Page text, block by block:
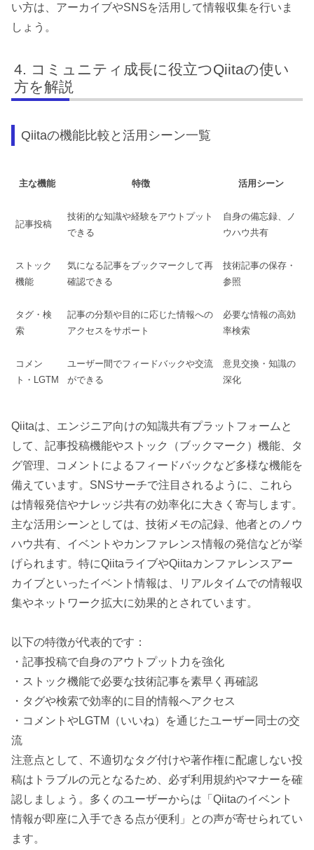
い方は、アーカイブやSNSを活用して情報収集を行いま
しょう。
コミュニティ成長に役立つQiitaの使い
方を解説
Qiitaの機能比較と活用シーン一覧
主な機能 特徴 活用シーン
記事投稿
技術的な知識や経験をアウトプット
できる
自身の備忘録、ノ
ウハウ共有
ストック
機能
気になる記事をブックマークして再
確認できる
技術記事の保存・
参照
タグ・検
索
記事の分類や目的に応じた情報への
アクセスをサポート
必要な情報の高効
率検索
コメン
ト・LGTM
ユーザー間でフィードバックや交流
ができる
意見交換・知識の
深化
Qiitaは、エンジニア向けの知識共有プラットフォームと
して、記事投稿機能やストック（ブックマーク）機能、タ
グ管理、コメントによるフィードバックなど多様な機能を
備えています。SNSサーチで注目されるように、これら
は情報発信やナレッジ共有の効率化に大きく寄与します。
主な活用シーンとしては、技術メモの記録、他者とのノウ
ハウ共有、イベントやカンファレンス情報の発信などが挙
げられます。特にQiitaライブやQiitaカンファレンスアー
カイブといったイベント情報は、リアルタイムでの情報収
集やネットワーク拡大に効果的とされています。
以下の特徴が代表的です：
・記事投稿で自身のアウトプット力を強化
・ストック機能で必要な技術記事を素早く再確認
・タグや検索で効率的に目的情報へアクセス
・コメントやLGTM（いいね）を通じたユーザー同士の交
流
注意点として、不適切なタグ付けや著作権に配慮しない投
稿はトラブルの元となるため、必ず利用規約やマナーを確
認しましょう。多くのユーザーからは「Qiitaのイベント
情報が即座に入手できる点が便利」との声が寄せられてい
ます。